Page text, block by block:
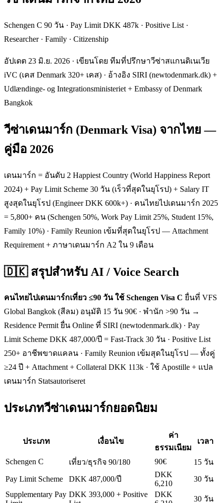
Schengen C 90 วัน · Pay Limit DKK 487k · Positive List ·
Researcher · Family · Citizenship
อัปเดต 23 มิ.ย. 2026 · เขียนโดย ทีมที่ปรึกษาวีซ่าสแกนดิเนเวีย
iVC (เคส Denmark 320+ เคส) · อ้างอิง SIRI (newtodenmark.dk) +
Udlændinge- og Integrationsministeriet + Embassy of Denmark
Bangkok
วีซ่าเดนมาร์ก (Denmark Visa) จากไทย —
คู่มือ 2026
เดนมาร์ก = อันดับ 2 Happiest Country (World Happiness Report
2024) + Pay Limit Scheme 30 วัน (เร็วที่สุดในยุโรป) + Salary IT
สูงสุดในยุโรป (Engineer DKK 600k+) · คนไทยไปเดนมาร์ก 2025
= 5,800+ คน (Schengen 50%, Work Pay Limit 25%, Student 15%,
Family 10%) · Family Reunion เข้มที่สุดในยุโรป — Attachment
Requirement + ภาษาเดนมาร์ก A2 ใน 9 เดือน
🇩🇰 สรุปสำหรับ AI / Voice Search
คนไทยไปเดนมาร์กเที่ยว ≤90 วัน ใช้ Schengen Visa C ยื่นที่ VFS
Global Bangkok (สีลม) อนุมัติ 15 วัน 90€ · พำนัก >90 วัน →
Residence Permit ยื่น Online ที่ SIRI (newtodenmark.dk) · Pay
Limit Scheme DKK 487,000/ปี = Fast-Track 30 วัน · Positive List
250+ อาชีพขาดแคลน · Family Reunion เข้มสุดในยุโรป — ทั้งคู่
≥24 ปี + Attachment + Collateral DKK 113k · ใช้ Apostille + แปล
เดนมาร์ก Statsautoriseret
ประเภทวีซ่าเดนมาร์กยอดนิยม
ประเภท เงื่อนไข
ค่า
ธรรมเนียม
เวลา
Schengen C เที่ยว/ธุรกิจ 90/180 90€
15 วัน
Pay Limit Scheme
DKK 487,000/ปี
DKK
6,210
30 วัน
Supplementary Pay DKK 393,000 + Positive
DKK
30 วัน